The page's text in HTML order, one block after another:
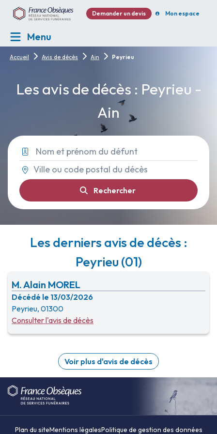
Demander un devis Mon espace
Menu
Accueil Avis de décès Ain Peyrieu
Les avis de décès : Peyrieu -
Ain
Rechercher
Les derniers avis de décès :
Peyrieu (01)
M. Alain MOREL
Décédé le 13/03/2026
Peyrieu, 01300
Consulter l'avis de décès
Voir plus d'avis de décès
Plan du siteMentions légalesPolitique de gestion des données